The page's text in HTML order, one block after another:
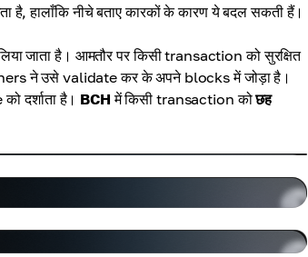
हालाँकि नीचे बताए कारकों के कारण ये बदल सकती हैं।
जाता है। आमतौर पर किसी transaction को सुरक्षित
ने उसे validate कर के अपने blocks में जोड़ा है।
दर्शाता है। BCH में किसी transaction कोछह